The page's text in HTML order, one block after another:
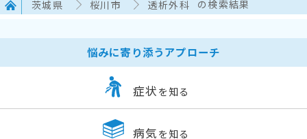
茨城県 桜川市 透析外科 の検索結果
悩みに寄り添うアプローチ
症状 を知る
病気 を知る